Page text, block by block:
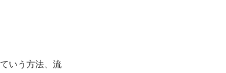
いう方法、流